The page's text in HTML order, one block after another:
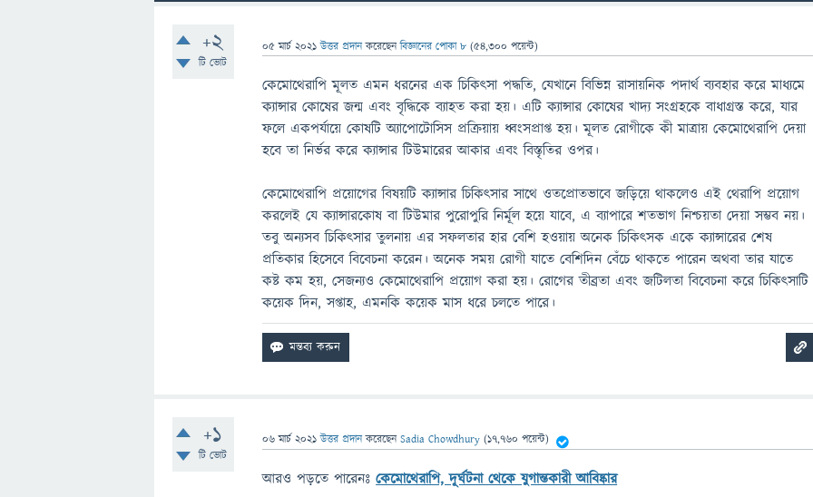
+2
টি ভোট
05 মার্চ 2021 উত্তর প্রদান করেছেনবিজ্ঞানের পোকা ৮ (54,300 পয়েন্ট)
কেমোথেরাপি মূলত এমন ধরনের এক চিকিৎসা পদ্ধতি, যেখানে বিভিন্ন রাসায়নিক পদার্থ ব্যবহার করে মাধ্যমে
ক্যান্সার কোষের জন্ম এবং বৃদ্ধিকে ব্যাহত করা হয়। এটি ক্যান্সার কোষের খাদ্য সংগ্রহকে বাধাগ্রস্ত করে, যার
ফলে একপর্যায়ে কোষটি অ্যাপোটোসিস প্রক্রিয়ায় ধ্বংসপ্রাপ্ত হয়। মূলত রোগীকে কী মাত্রায় কেমোথেরাপি দেয়া
হবে তা নির্ভর করে ক্যান্সার টিউমারের আকার এবং বিস্তৃতির ওপর।
কেমোথেরাপি প্রয়োগের বিষয়টি ক্যান্সার চিকিৎসার সাথে ওতপ্রোতভাবে জড়িয়ে থাকলেও এই থেরাপি প্রয়োগ
করলেই যে ক্যান্সারকোষ বা টিউমার পুরোপুরি নির্মূল হয়ে যাবে, এ ব্যাপারে শতভাগ নিশ্চয়তা দেয়া সম্ভব নয়।
তবু অন্যসব চিকিৎসার তুলনায় এর সফলতার হার বেশি হওয়ায় অনেক চিকিৎসক একে ক্যান্সারের শেষ
প্রতিকার হিসেবে বিবেচনা করেন। অনেক সময় রোগী যাতে বেশিদিন বেঁচে থাকতে পারেন অথবা তার যাতে
কষ্ট কম হয়, সেজন্যও কেমোথেরাপি প্রয়োগ করা হয়। রোগের তীব্রতা এবং জটিলতা বিবেচনা করে চিকিৎসাটি
কয়েক দিন, সপ্তাহ, এমনকি কয়েক মাস ধরে চলতে পারে।
+1
টি ভোট
06 মার্চ 2021 উত্তর প্রদান করেছেনSadia Chowdhury (17,760 পয়েন্ট)
আরও পড়তে পারেনঃকেমোথেরাপি, দূর্ঘটনা থেকে যুগান্তকারী আবিষ্কার